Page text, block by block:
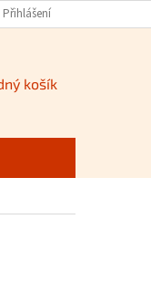
DOPRAVA, PLATBY
Přihlášení
košík